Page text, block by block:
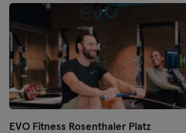
EVO Fitness Rosenthaler Platz
Wiesbaden
Wolfsburg
Wuppertal
Würzburg